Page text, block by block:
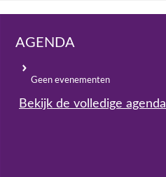
AGENDA
Geen evenementen
Bekijk de volledige agenda